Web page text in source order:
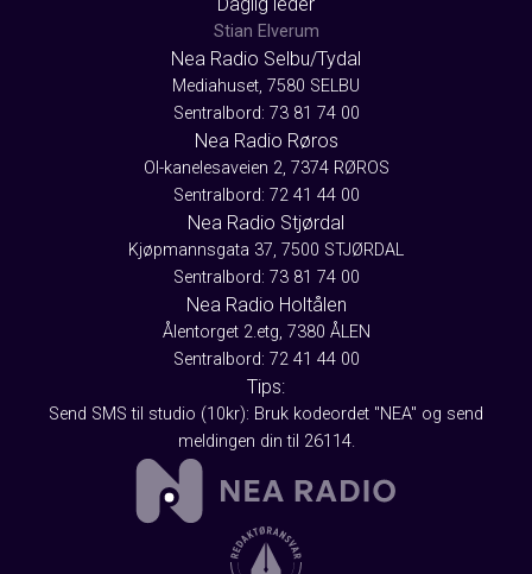
Daglig leder
Stian Elverum
Nea Radio Selbu/Tydal
Mediahuset, 7580 SELBU
Sentralbord: 73 81 74 00
Nea Radio Røros
Ol-kanelesaveien 2, 7374 RØROS
Sentralbord: 72 41 44 00
Nea Radio Stjørdal
Kjøpmannsgata 37, 7500 STJØRDAL
Sentralbord: 73 81 74 00
Nea Radio Holtålen
Ålentorget 2.etg, 7380 ÅLEN
Sentralbord: 72 41 44 00
Tips:
Send SMS til studio (10kr): Bruk kodeordet "NEA" og send
meldingen din til 26114.